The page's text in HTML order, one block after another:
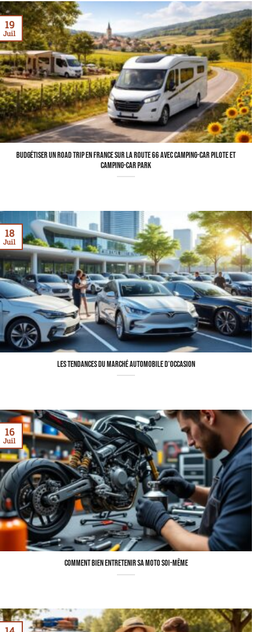
Budgétiser un road trip en France sur la Route 66 avec camping-car Pilote et
Camping-Car Park
19
Juil
Les tendances du marché automobile d’occasion
18
Juil
Comment bien entretenir sa moto soi-même
16
Juil